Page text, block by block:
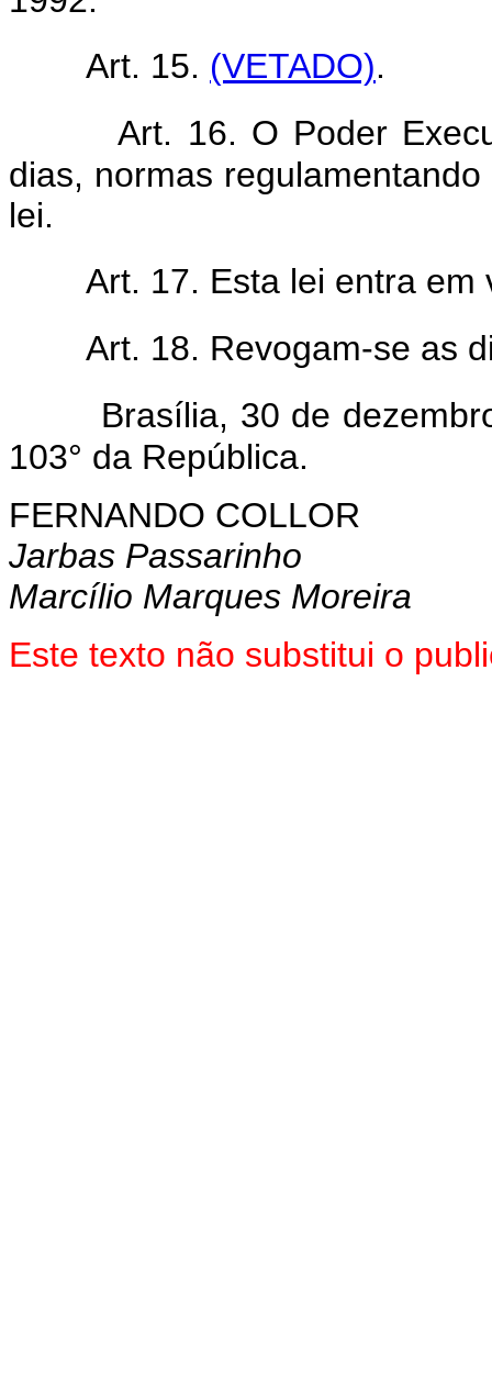
Art. 15. (VETADO).
Art. 16. O Poder
dias, normas
lei.
Art. 17. Esta lei entra
Art. 18. Revogam-se as
Brasília, 30 de
103° da República.
FERNANDO COLLOR
Jarbas Passarinho
Marcílio Marques Moreira
Este texto não substitui o